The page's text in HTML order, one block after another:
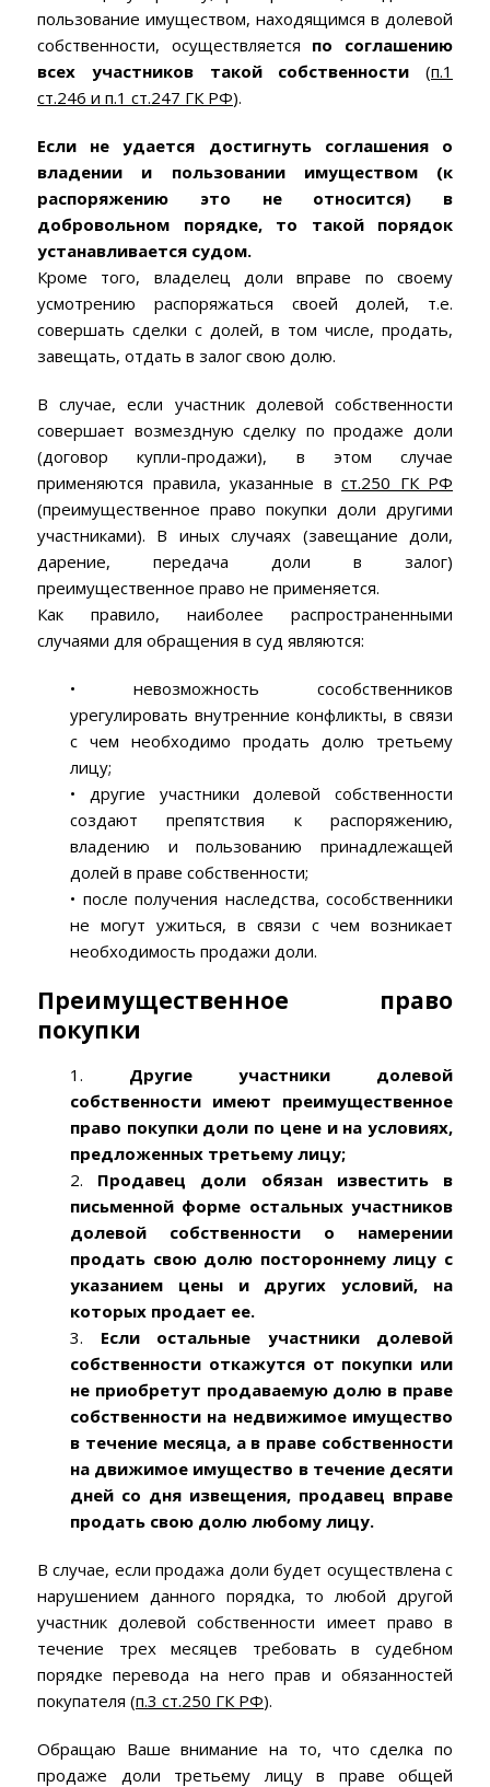
пользование имуществом, находящимся в долевой
собственности, осуществляется по соглашению
всех участников такой собственности (п.1
ст.246 и п.1 ст.247 ГК РФ).
Если не удается достигнуть соглашения о
владении и пользовании имуществом (к
распоряжению это не относится) в
добровольном порядке, то такой порядок
устанавливается судом.
Кроме того, владелец доли вправе по своему
усмотрению распоряжаться своей долей, т.е.
совершать сделки с долей, в том числе, продать,
завещать, отдать в залог свою долю.
В случае, если участник долевой собственности
совершает возмездную сделку по продаже доли
(договор купли-продажи), в этом случае
применяются правила, указанные в ст.250 ГК РФ
(преимущественное право покупки доли другими
участниками). В иных случаях (завещание доли,
дарение, передача доли в залог)
преимущественное право не применяется.
Как правило, наиболее распространенными
случаями для обращения в суд являются:
• невозможность сособственников
урегулировать внутренние конфликты, в связи
с чем необходимо продать долю третьему
лицу;
• другие участники долевой собственности
создают препятствия к распоряжению,
владению и пользованию принадлежащей
долей в праве собственности;
• после получения наследства, сособственники
не могут ужиться, в связи с чем возникает
необходимость продажи доли.
Преимущественное право
покупки
1. Другие участники долевой
собственности имеют преимущественное
право покупки доли по цене и на условиях,
предложенных третьему лицу;
2. Продавец доли обязан известить в
письменной форме остальных участников
долевой собственности о намерении
продать свою долю постороннему лицу с
указанием цены и других условий, на
которых продает ее.
3. Если остальные участники долевой
собственности откажутся от покупки или
не приобретут продаваемую долю в праве
собственности на недвижимое имущество
в течение месяца, а в праве собственности
на движимое имущество в течение десяти
дней со дня извещения, продавец вправе
продать свою долю любому лицу.
В случае, если продажа доли будет осуществлена с
нарушением данного порядка, то любой другой
участник долевой собственности имеет право в
течение трех месяцев требовать в судебном
порядке перевода на него прав и обязанностей
покупателя (п.3 ст.250 ГК РФ).
Обращаю Ваше внимание на то, что сделка по
продаже доли третьему лицу в праве общей